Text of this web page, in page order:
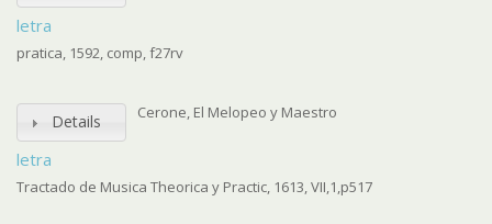
letra
pratica, 1592, comp, f27rv
Details
letra
Cerone, El Melopeo y Maestro
Tractado de Musica Theorica y Practic, 1613, VII,1,p517